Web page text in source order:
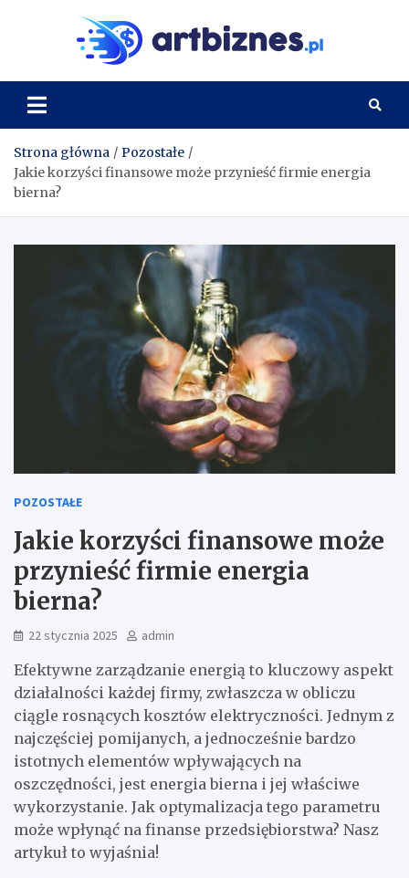
Strona główna
Pozostałe
Jakie korzyści finansowe może przynieść firmie energia
bierna?
POZOSTAŁE
Jakie korzyści finansowe może
przynieść firmie energia
bierna?
22 stycznia 2025 admin
Efektywne zarządzanie energią to kluczowy aspekt
działalności każdej firmy, zwłaszcza w obliczu
ciągle rosnących kosztów elektryczności. Jednym z
najczęściej pomijanych, a jednocześnie bardzo
istotnych elementów wpływających na
oszczędności, jest energia bierna i jej właściwe
wykorzystanie. Jak optymalizacja tego parametru
może wpłynąć na finanse przedsiębiorstwa? Nasz
artykuł to wyjaśnia!